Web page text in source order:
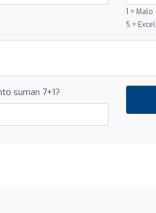
1 = Malo
5 =
suman 7+1?